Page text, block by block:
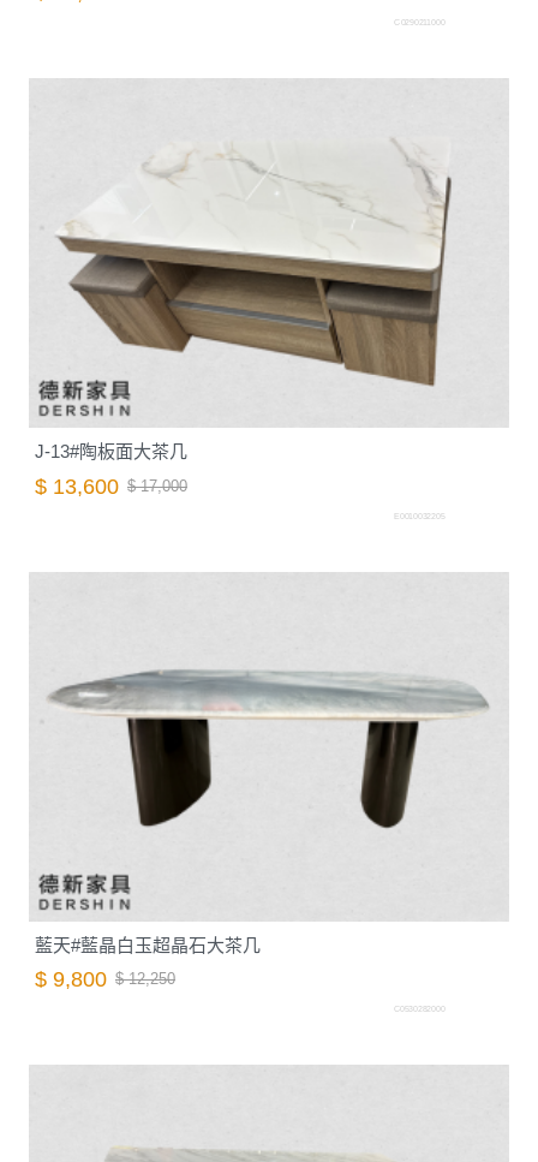
C0290211000
J-13#陶板面大茶几
$ 13,600 $ 17,000
E0010032205
藍天#藍晶白玉超晶石大茶几
$ 9,800 $ 12,250
C0530282000